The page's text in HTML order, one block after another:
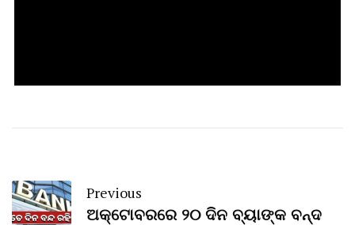
Previous
ଅକ୍ଟୋବରରେ ୨୦ ଦିନ ବ୍ୟାଙ୍କ ବନ୍ଦ